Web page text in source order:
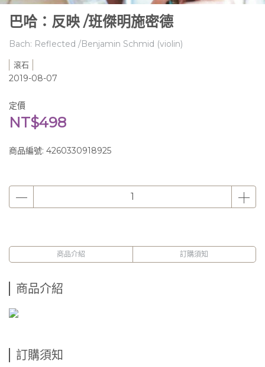
巴哈：反映 /班傑明施密德
Bach: Reflected /Benjamin Schmid (violin)
滾石
2019-08-07
定價
NT$498
商品編號: 4260330918925
商品介紹 訂購須知
商品介紹
訂購須知